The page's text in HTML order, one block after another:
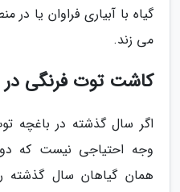
گیاه با آبیاری فراوان یا در
می زند.
کاشت توت فرنگی در
اگر سال گذشته در باغچه
وجه احتیاجی نیست که
همان گیاهان سال گذشته